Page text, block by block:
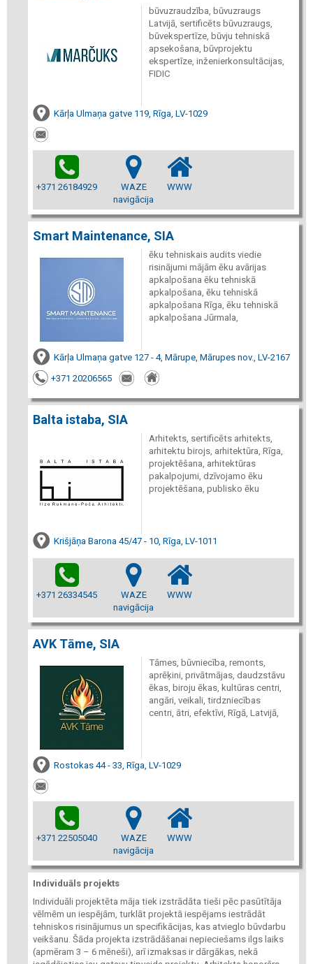
būvuzraudzība, būvuzraugs
Latvijā, sertificēts būvuzraugs,
būvekspertīze, būvju tehniskā
apsekošana, būvprojektu
ekspertīze, inženierkonsultācijas,
FIDIC
Kārļa Ulmaņa gatve 119, Rīga, LV-1029
+371 26184929
WAZE
navigācija
WWW
Smart Maintenance, SIA
ēku tehniskais audits viedie
risinājumi mājām ēku avārijas
apkalpošana ēku tehniskā
apkalpošana, ēku tehniskā
apkalpošana Rīga, ēku tehniskā
apkalpošana Jūrmala,
Kārļa Ulmaņa gatve 127 - 4, Mārupe, Mārupes nov., LV-2167
+371 20206565
Balta istaba, SIA
Arhitekts, sertificēts arhitekts,
arhitektu birojs, arhitektūra, Rīga,
projektēšana, arhitektūras
pakalpojumi, dzīvojamo ēku
projektēšana, publisko ēku
Krišjāņa Barona 45/47 - 10, Rīga, LV-1011
+371 26334545
WAZE
navigācija
WWW
AVK Tāme, SIA
Tāmes, būvniecība, remonts,
aprēķini, privātmājas, daudzstāvu
ēkas, biroju ēkas, kultūras centri,
angāri, veikali, tirdzniecības
centri, ātri, efektīvi, Rīgā, Latvijā,
Rostokas 44 - 33, Rīga, LV-1029
+371 22505040
WAZE
navigācija
WWW
Individuāls projekts
Individuāli projektēta māja tiek izstrādāta tieši pēc pasūtītāja
vēlmēm un iespējām, turklāt projektā iespējams iestrādāt
tehniskos risinājumus un specifikācijas, kas atvieglo būvdarbu
veikšanu. Šāda projekta izstrādāšanai nepieciešams ilgs laiks
(apmēram 3 – 6 mēneši), arī izmaksas ir dārgākas, nekā